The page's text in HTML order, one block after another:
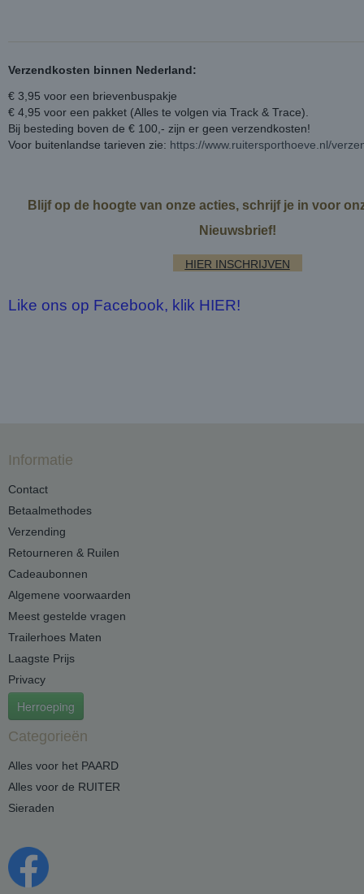
Verzendkosten binnen Nederland:
€ 3,95 voor een brievenbuspakje
€ 4,95 voor een pakket (Alles te volgen via Track & Trace).
Bij besteding boven de € 100,- zijn er geen verzendkosten!
Voor buitenlandse tarieven zie: https://www.ruitersporthoeve.nl/
Blijf op de hoogte van onze acties, schrijf je in voor
Nieuwsbrief!
HIER INSCHRIJVEN
Like ons op Facebook, klik HIER!
Informatie
Contact
Betaalmethodes
Verzending
Retourneren & Ruilen
Cadeaubonnen
Algemene voorwaarden
Meest gestelde vragen
Trailerhoes Maten
Laagste Prijs
Privacy
Herroeping
Categorieën
Alles voor het PAARD
Alles voor de RUITER
Sieraden